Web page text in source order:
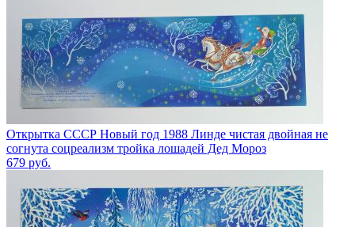
Открытка СССР Новый год 1988 Линде чистая двойная не
согнута соцреализм тройка лошадей Дед Мороз
679 руб.